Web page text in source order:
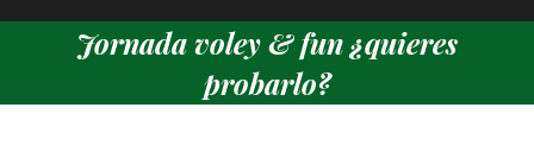
Jornada voley & fun ¿quieres
probarlo?